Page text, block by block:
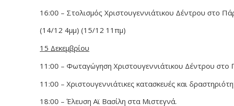
16:00 – Στολισμός Χριστουγεννιάτικου Δέντρου στο
(14/12 4μμ) (15/12 11πμ)
15 Δεκεμβρίου
11:00 – Φωταγώγηση Χριστουγεννιάτικου Δέντρου στο
11:00 – Χριστουγεννιάτικες κατασκευές και
18:00 – Έλευση Αϊ Βασίλη στα Μιστεγνά.